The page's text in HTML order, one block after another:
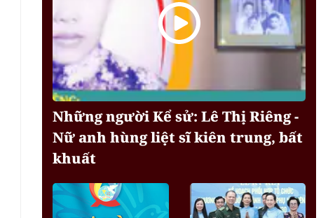
Những người Kể sử: Lê Thị Riêng -
Nữ anh hùng liệt sĩ kiên trung, bất
khuất